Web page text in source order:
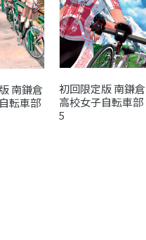
南鎌倉
転車部
初回限定版 南鎌倉
高校女子自転車部
5